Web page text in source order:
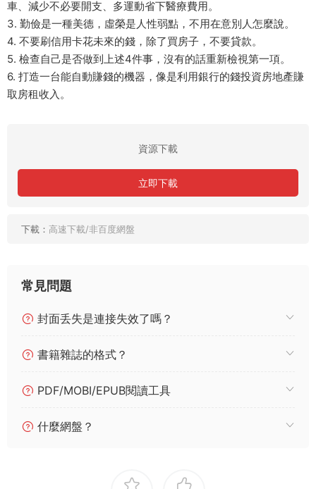
車、減少不必要開支、多運動省下醫療費用。
3. 勤儉是一種美德，虛榮是人性弱點，不用在意別人怎麼說。
4. 不要刷信用卡花未來的錢，除了買房子，不要貸款。
5. 檢查自己是否做到上述4件事，沒有的話重新檢視第一項。
6. 打造一台能自動賺錢的機器，像是利用銀行的錢投資房地產賺
取房租收入。
資源下載
立即下載
下載： 高速下載/非百度網盤
常見問題
封面丢失是連接失效了嗎？
書籍雜誌的格式？
PDF/MOBI/EPUB閱讀工具
什麼網盤？